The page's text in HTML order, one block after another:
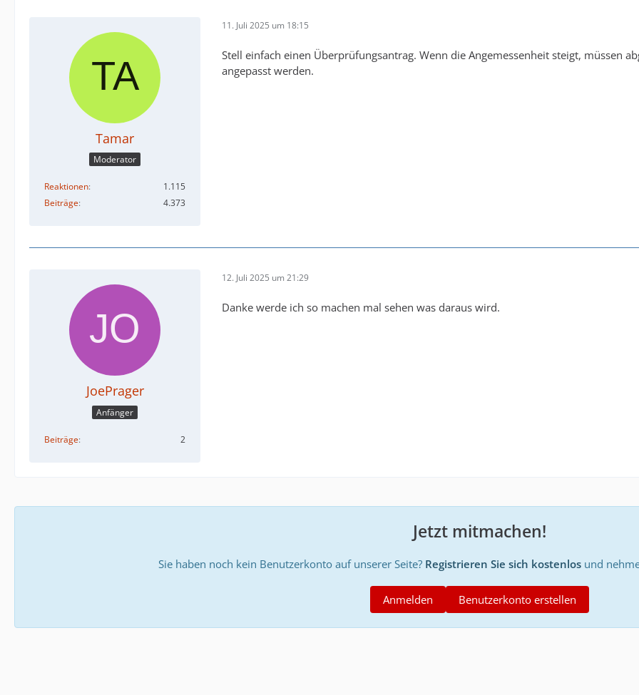
Tamar
Moderator
Reaktionen
1.115
Beiträge
4.373
11. Juli 2025 um 18:15
Stell einfach einen Überprüfungsantrag. Wenn die Angemessenheit steigt, müssen
angepasst werden.
JoePrager
Anfänger
Beiträge 2
12. Juli 2025 um 21:29
Danke werde ich so machen mal sehen was daraus wird.
Jetzt mitmachen!
Sie haben noch kein Benutzerkonto auf unserer Seite? Registrieren Sie sich kostenlosund
Benutzerkonto erstellen
Anmelden